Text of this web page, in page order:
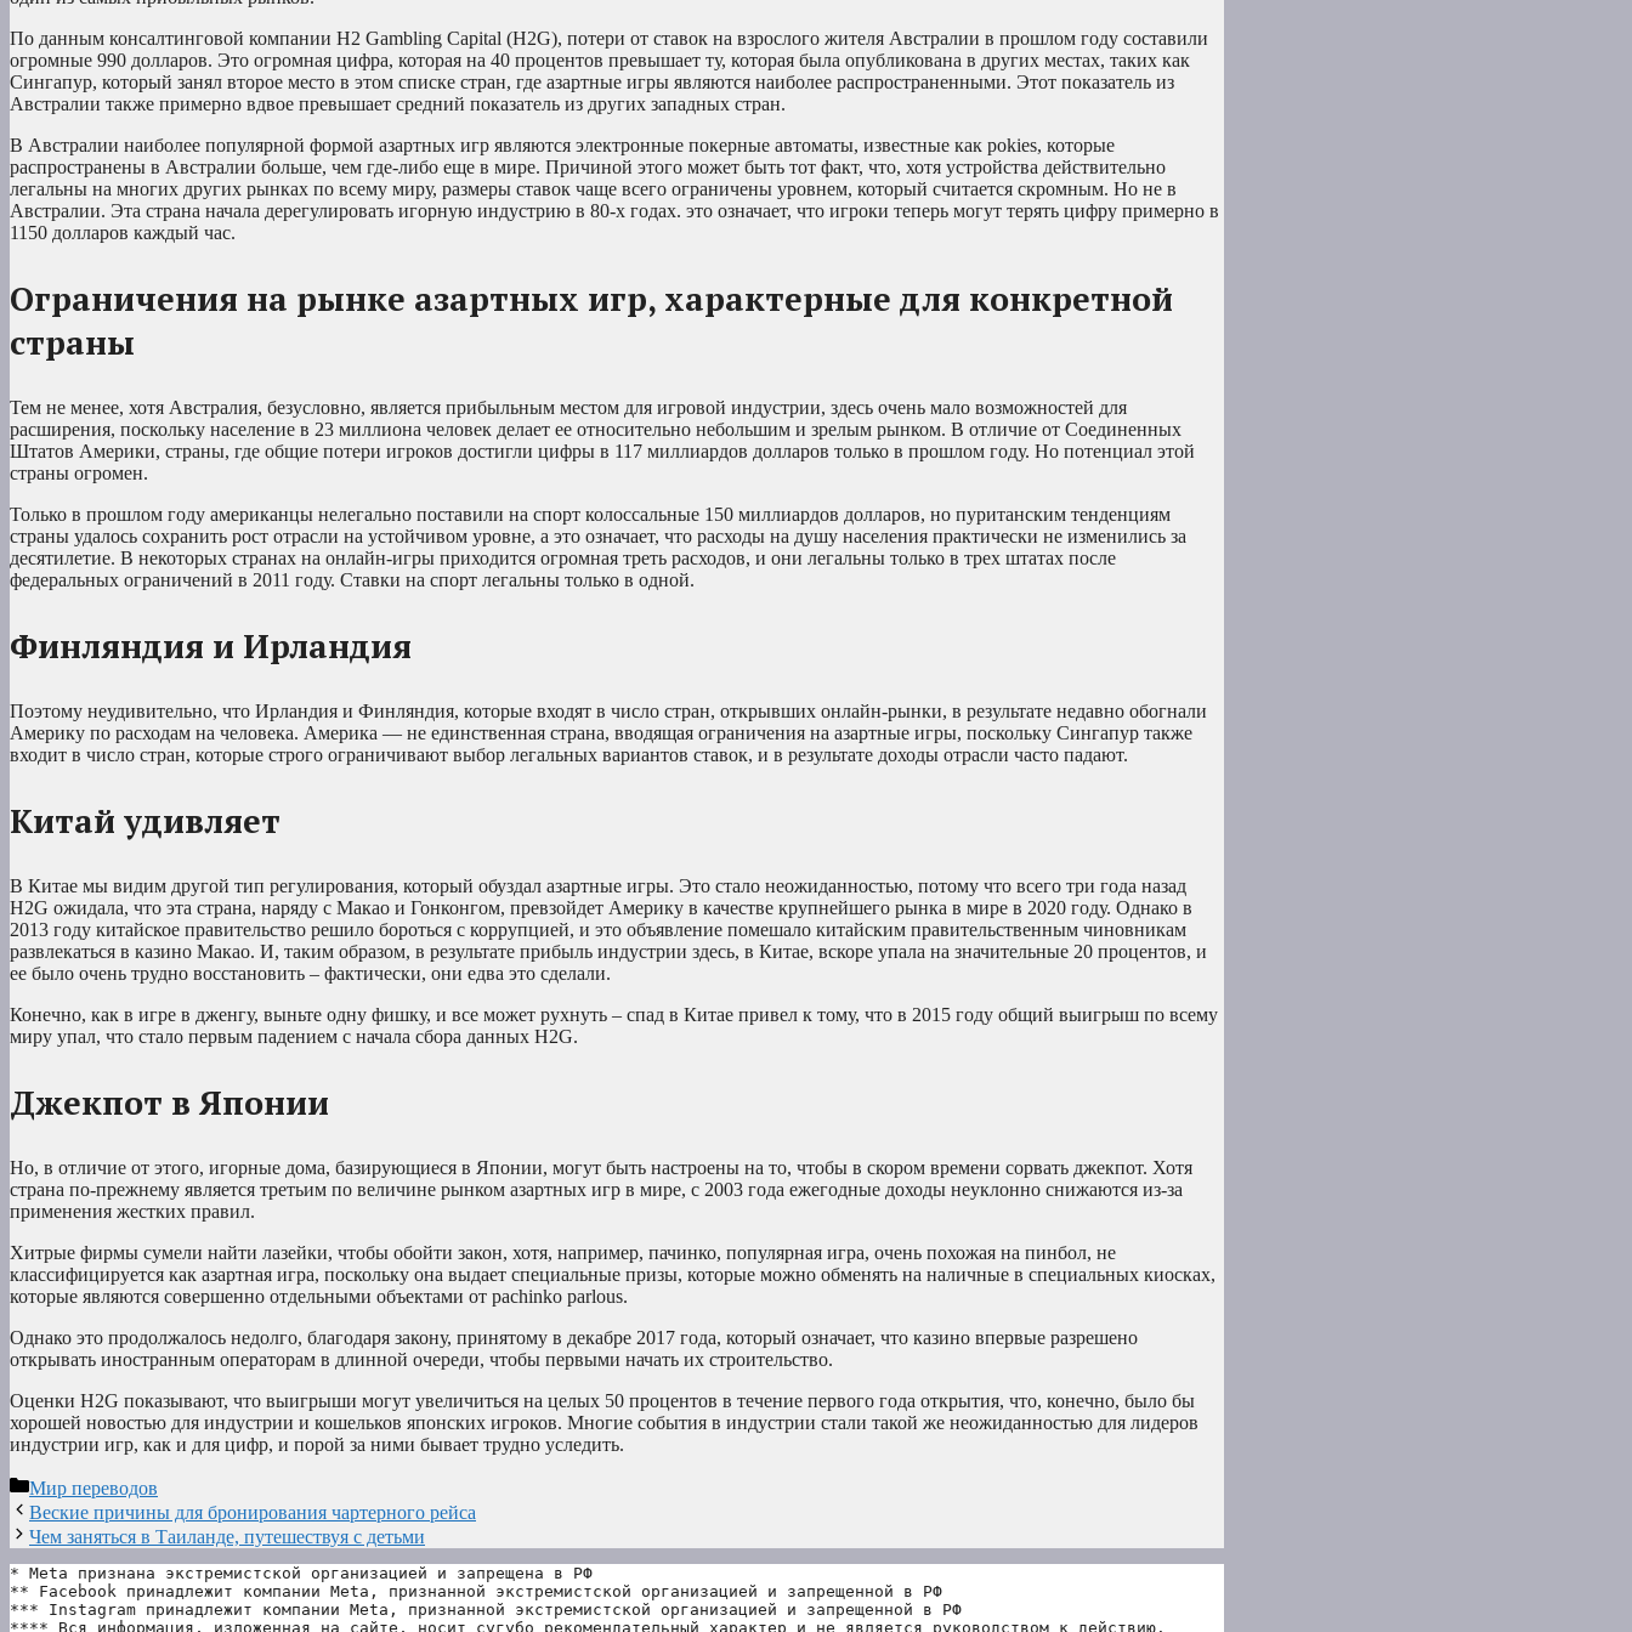
По данным консалтинговой компании H2 Gambling Capital (H2G), потери от ставок на взрослого жителя Австралии в прошлом году составили
огромные 990 долларов. Это огромная цифра, которая на 40 процентов превышает ту, которая была опубликована в других местах, таких как
Сингапур, который занял второе место в этом списке стран, где азартные игры являются наиболее распространенными. Этот показатель из
Австралии также примерно вдвое превышает средний показатель из других западных стран.
В Австралии наиболее популярной формой азартных игр являются электронные покерные автоматы, известные как pokies, которые
распространены в Австралии больше, чем где-либо еще в мире. Причиной этого может быть тот факт, что, хотя устройства действительно
легальны на многих других рынках по всему миру, размеры ставок чаще всего ограничены уровнем, который считается скромным. Но не в
Австралии. Эта страна начала дерегулировать игорную индустрию в 80-х годах. это означает, что игроки теперь могут терять цифру примерно в
1150 долларов каждый час.
Ограничения на рынке азартных игр, характерные для конкретной
страны
Тем не менее, хотя Австралия, безусловно, является прибыльным местом для игровой индустрии, здесь очень мало возможностей для
расширения, поскольку население в 23 миллиона человек делает ее относительно небольшим и зрелым рынком. В отличие от Соединенных
Штатов Америки, страны, где общие потери игроков достигли цифры в 117 миллиардов долларов только в прошлом году. Но потенциал этой
страны огромен.
Только в прошлом году американцы нелегально поставили на спорт колоссальные 150 миллиардов долларов, но пуританским тенденциям
страны удалось сохранить рост отрасли на устойчивом уровне, а это означает, что расходы на душу населения практически не изменились за
десятилетие. В некоторых странах на онлайн-игры приходится огромная треть расходов, и они легальны только в трех штатах после
федеральных ограничений в 2011 году. Ставки на спорт легальны только в одной.
Финляндия и Ирландия
Поэтому неудивительно, что Ирландия и Финляндия, которые входят в число стран, открывших онлайн-рынки, в результате недавно обогнали
Америку по расходам на человека. Америка — не единственная страна, вводящая ограничения на азартные игры, поскольку Сингапур также
входит в число стран, которые строго ограничивают выбор легальных вариантов ставок, и в результате доходы отрасли часто падают.
Китай удивляет
В Китае мы видим другой тип регулирования, который обуздал азартные игры. Это стало неожиданностью, потому что всего три года назад
H2G ожидала, что эта страна, наряду с Макао и Гонконгом, превзойдет Америку в качестве крупнейшего рынка в мире в 2020 году. Однако в
2013 году китайское правительство решило бороться с коррупцией, и это объявление помешало китайским правительственным чиновникам
развлекаться в казино Макао. И, таким образом, в результате прибыль индустрии здесь, в Китае, вскоре упала на значительные 20 процентов, и
ее было очень трудно восстановить – фактически, они едва это сделали.
Конечно, как в игре в дженгу, выньте одну фишку, и все может рухнуть – спад в Китае привел к тому, что в 2015 году общий выигрыш по всему
миру упал, что стало первым падением с начала сбора данных H2G.
Джекпот в Японии
Но, в отличие от этого, игорные дома, базирующиеся в Японии, могут быть настроены на то, чтобы в скором времени сорвать джекпот. Хотя
страна по-прежнему является третьим по величине рынком азартных игр в мире, с 2003 года ежегодные доходы неуклонно снижаются из-за
применения жестких правил.
Хитрые фирмы сумели найти лазейки, чтобы обойти закон, хотя, например, пачинко, популярная игра, очень похожая на пинбол, не
классифицируется как азартная игра, поскольку она выдает специальные призы, которые можно обменять на наличные в специальных киосках,
которые являются совершенно отдельными объектами от pachinko parlous.
Однако это продолжалось недолго, благодаря закону, принятому в декабре 2017 года, который означает, что казино впервые разрешено
открывать иностранным операторам в длинной очереди, чтобы первыми начать их строительство.
Оценки H2G показывают, что выигрыши могут увеличиться на целых 50 процентов в течение первого года открытия, что, конечно, было бы
хорошей новостью для индустрии и кошельков японских игроков. Многие события в индустрии стали такой же неожиданностью для лидеров
индустрии игр, как и для цифр, и порой за ними бывает трудно уследить.
Рубрики
Мир переводов
Веские причины для бронирования чартерного рейса
Чем заняться в Таиланде, путешествуя с детьми
* Meta признана экстремистской организацией и запрещена в РФ
** Facebook принадлежит компании Meta, признанной экстремистской организацией и запрещенной в РФ
*** Instagram принадлежит компании Meta, признанной экстремистской организацией и запрещенной в РФ
**** Вся информация, изложенная на сайте, носит сугубо рекомендательный характер и не является руководством к действию.